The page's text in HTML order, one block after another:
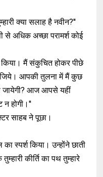
क्या सलाह है नवीन?''
से अधिक अच्छा परामर्श कोई
मैं संकुचित होकर पीछे
आपकी तुलना में मैं कुछ
जायेगी? आज आपसे यहीं
न होगी।''
साहब ने पूछा।
स्पर्श किया। उन्होंने छाती
कीर्ति का पथ तुम्हारे